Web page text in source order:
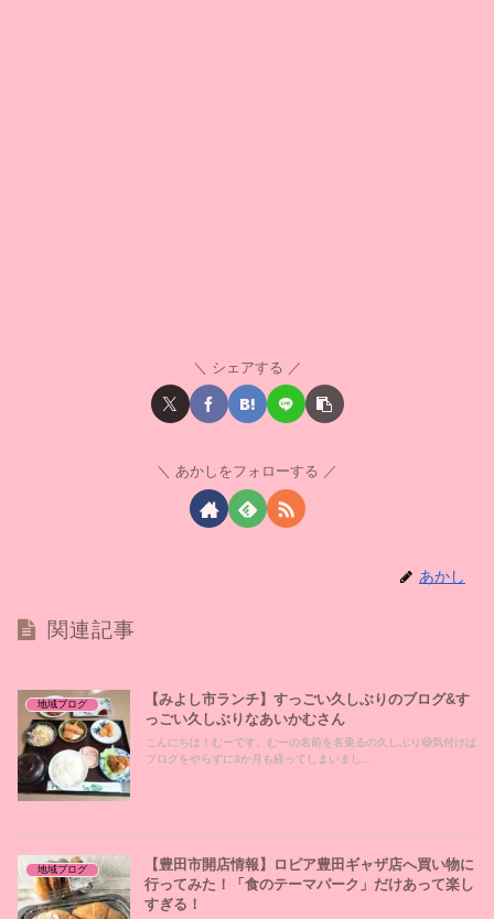
シェアする
あかしをフォローする
あかし
関連記事
地域ブログ
【みよし市ランチ】すっごい久しぶりのブログ&す
っごい久しぶりなあいかむさん
こんにちは！むーです。むーの名前を名乗るの久しぶり😅気付けば
ブログをやらずに3か月も経ってしまいまし...
地域ブログ
【豊田市開店情報】ロピア豊田ギャザ店へ買い物に
行ってみた！「食のテーマパーク」だけあって楽し
すぎる！